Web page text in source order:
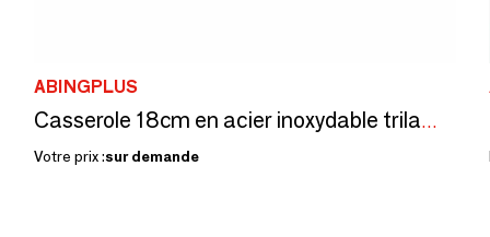
ABINGPLUS
Casserole 18cm en acier inoxydable trilaminé / SORI YANAGI
Votre prix :sur demande